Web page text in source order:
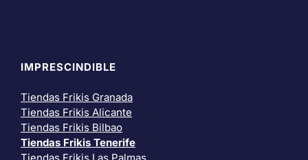
IMPRESCINDIBLE
Tiendas Frikis Granada
Tiendas Frikis Alicante
Tiendas Frikis Bilbao
Tiendas Frikis Tenerife